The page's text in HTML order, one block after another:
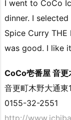
I went to CoCo
dinner. I
Spice Curry
was good. I like
CoCo壱番屋 音更
音更町木野大通東
0155-32-2551